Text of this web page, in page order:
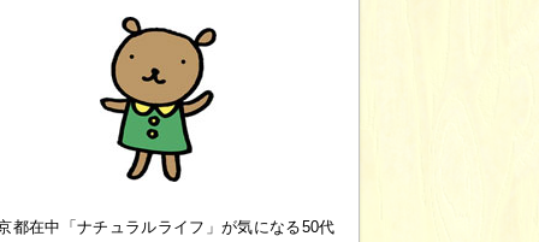
都在中「ナチュラルライフ」が気になる50代